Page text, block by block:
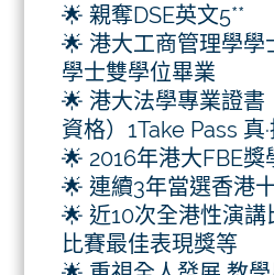
🌟 親奪DSE英文5**
🌟 港大工商管理學學
學士雙學位畢業
🌟 港大法學專業證書
資格）1Take Pass 真
🌟 2016年港大FBE獎
🌟 連續3年當選香港
🌟 近10次全港性演
比賽最佳表現獎等